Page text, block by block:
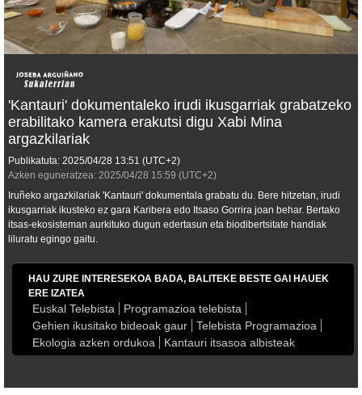
'Kantauri' dokumentaleko irudi ikusgarriak grabatzeko
erabilitako kamera erakutsi digu Xabi Mina
argazkilariak
Publikatuta: 2025/04/28 13:51 (UTC+2)
Azken eguneratzea: 2025/04/28 15:59 (UTC+2)
Iruñeko argazkilariak 'Kantauri' dokumentala grabatu du. Bere hitzetan, irudi
ikusgarriak ikusteko ez gara Karibera edo Itsaso Gorrira joan behar. Bertako
itsas-ekosisteman aurkituko dugun edertasun eta biodibertsitate handiak
liluratu egingo gaitu.
HAU ZURE INTERESEKOA BADA, BALITEKE BESTE GAI HAUEK
ERE IZATEA
Euskal Telebista
Programazioa telebista
Gehien ikusitako bideoak gaur
Telebista Programazioa
Ekologia azken ordukoa
Kantauri itsasoa albisteak